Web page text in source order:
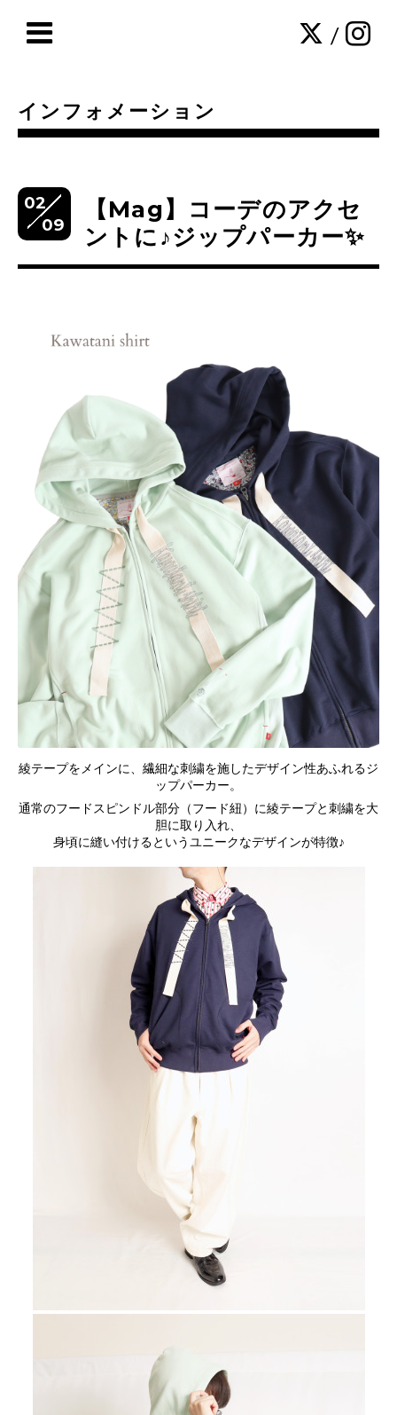
/
インフォメーション
02
09
【Mag】コーデのアクセ
ントに♪ジップパーカー✨
綾テープをメインに、繊細な刺繍を施したデザイン性あふれるジ
ップパーカー。
通常のフードスピンドル部分（フード紐）に綾テープと刺繍を大
胆に取り入れ、
身頃に縫い付けるというユニークなデザインが特徴♪